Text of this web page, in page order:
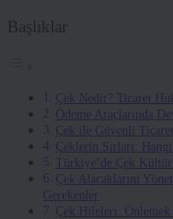
Başlıklar
Çek Nedir? Ticaret
Ödeme Araçlarında
Çek ile Güvenli
Çeklerin Sırları:
Türkiye’de Çek
Çek Alacaklarını
Gerekenler
Çek Hileleri: